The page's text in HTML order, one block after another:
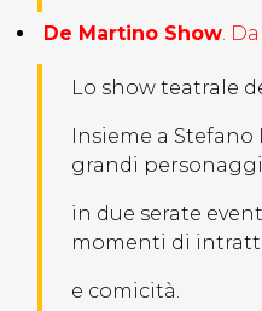
De Martino Show.
Lo show teatrale
Insieme a
grandi
in due serate
momenti di
e comicità.